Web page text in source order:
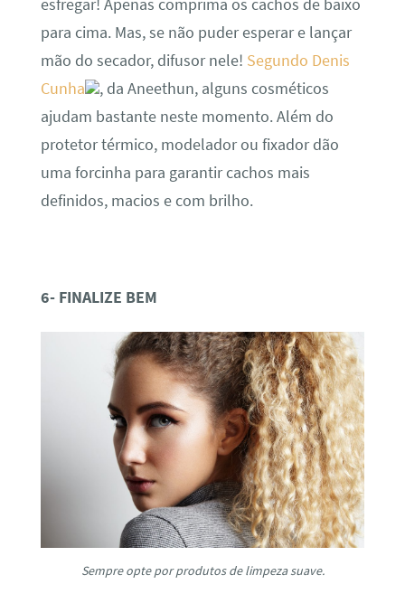
esfregar! Apenas comprima os cachos de baixo
para cima. Mas, se não puder esperar e lançar
mão do secador, difusor nele! Segundo Denis
Cunha
, da Aneethun, alguns cosméticos
ajudam bastante neste momento. Além do
protetor térmico, modelador ou fixador dão
uma forcinha para garantir cachos mais
definidos, macios e com brilho.
6- FINALIZE BEM
Sempre opte por produtos de limpeza suave.